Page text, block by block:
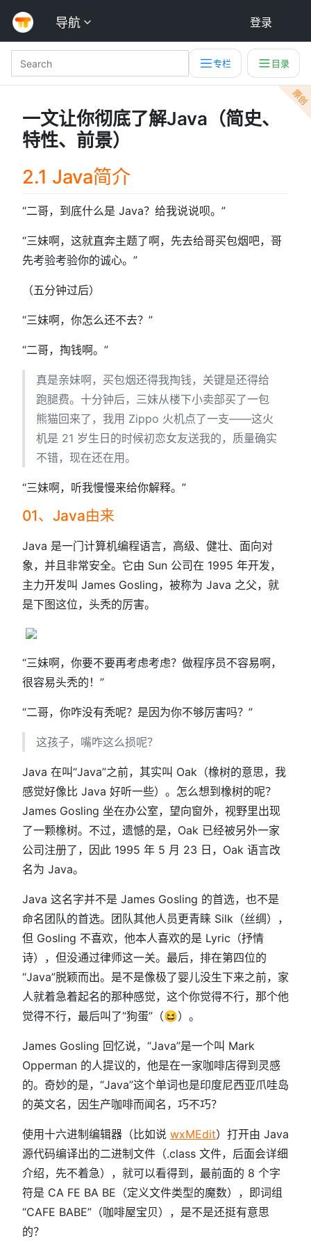
导航 登录
专栏 目录
原创
一文让你彻底了解Java（简史、
特性、前景）
2.1 Java简介
“二哥，到底什么是 Java？给我说说呗。”
“三妹啊，这就直奔主题了啊，先去给哥买包烟吧，哥
先考验考验你的诚心。”
（五分钟过后）
“三妹啊，你怎么还不去？”
“二哥，掏钱啊。”
真是亲妹啊，买包烟还得我掏钱，关键是还得给
跑腿费。十分钟后，三妹从楼下小卖部买了一包
熊猫回来了，我用 Zippo 火机点了一支——这火
机是 21 岁生日的时候初恋女友送我的，质量确实
不错，现在还在用。
“三妹啊，听我慢慢来给你解释。”
01、Java由来
Java 是一门计算机编程语言，高级、健壮、面向对
象，并且非常安全。它由 Sun 公司在 1995 年开发，
主力开发叫 James Gosling，被称为 Java 之父，就
是下图这位，头秃的厉害。
“三妹啊，你要不要再考虑考虑？做程序员不容易啊，
很容易头秃的！”
“二哥，你咋没有秃呢？是因为你不够厉害吗？”
这孩子，嘴咋这么损呢？
Java 在叫“Java”之前，其实叫 Oak（橡树的意思，我
感觉好像比 Java 好听一些）。怎么想到橡树的呢？
James Gosling 坐在办公室，望向窗外，视野里出现
了一颗橡树。不过，遗憾的是，Oak 已经被另外一家
公司注册了，因此 1995 年 5 月 23 日，Oak 语言改
名为 Java。
Java 这名字并不是 James Gosling 的首选，也不是
命名团队的首选。团队其他人员更青睐 Silk（丝绸），
但 Gosling 不喜欢，他本人喜欢的是 Lyric（抒情
诗），但没通过律师这一关。最后，排在第四位的
“Java”脱颖而出。是不是像极了婴儿没生下来之前，家
人就着急着起名的那种感觉，这个你觉得不行，那个他
觉得不行，最后叫了“狗蛋”（😆）。
James Gosling 回忆说，“Java”是一个叫 Mark
Opperman 的人提议的，他是在一家咖啡店得到灵感
的。奇妙的是，“Java”这个单词也是印度尼西亚爪哇岛
的英文名，因生产咖啡而闻名，巧不巧？
使用十六进制编辑器（比如说 wxMEdit）打开由 Java
源代码编译出的二进制文件（.class 文件，后面会详细
介绍，先不着急），就可以看得到，最前面的 8 个字
符是 CA FE BA BE（定义文件类型的魔数），即词组
“CAFE BABE”（咖啡屋宝贝），是不是还挺有意思
的？